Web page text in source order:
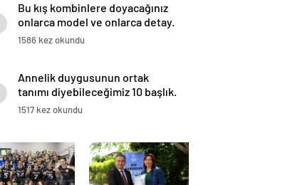
Bu kış kombinlere doyacağınız
onlarca model ve onlarca detay.
1586 kez okundu
Annelik duygusunun ortak
tanımı diyebileceğimiz 10 başlık.
1517 kez okundu